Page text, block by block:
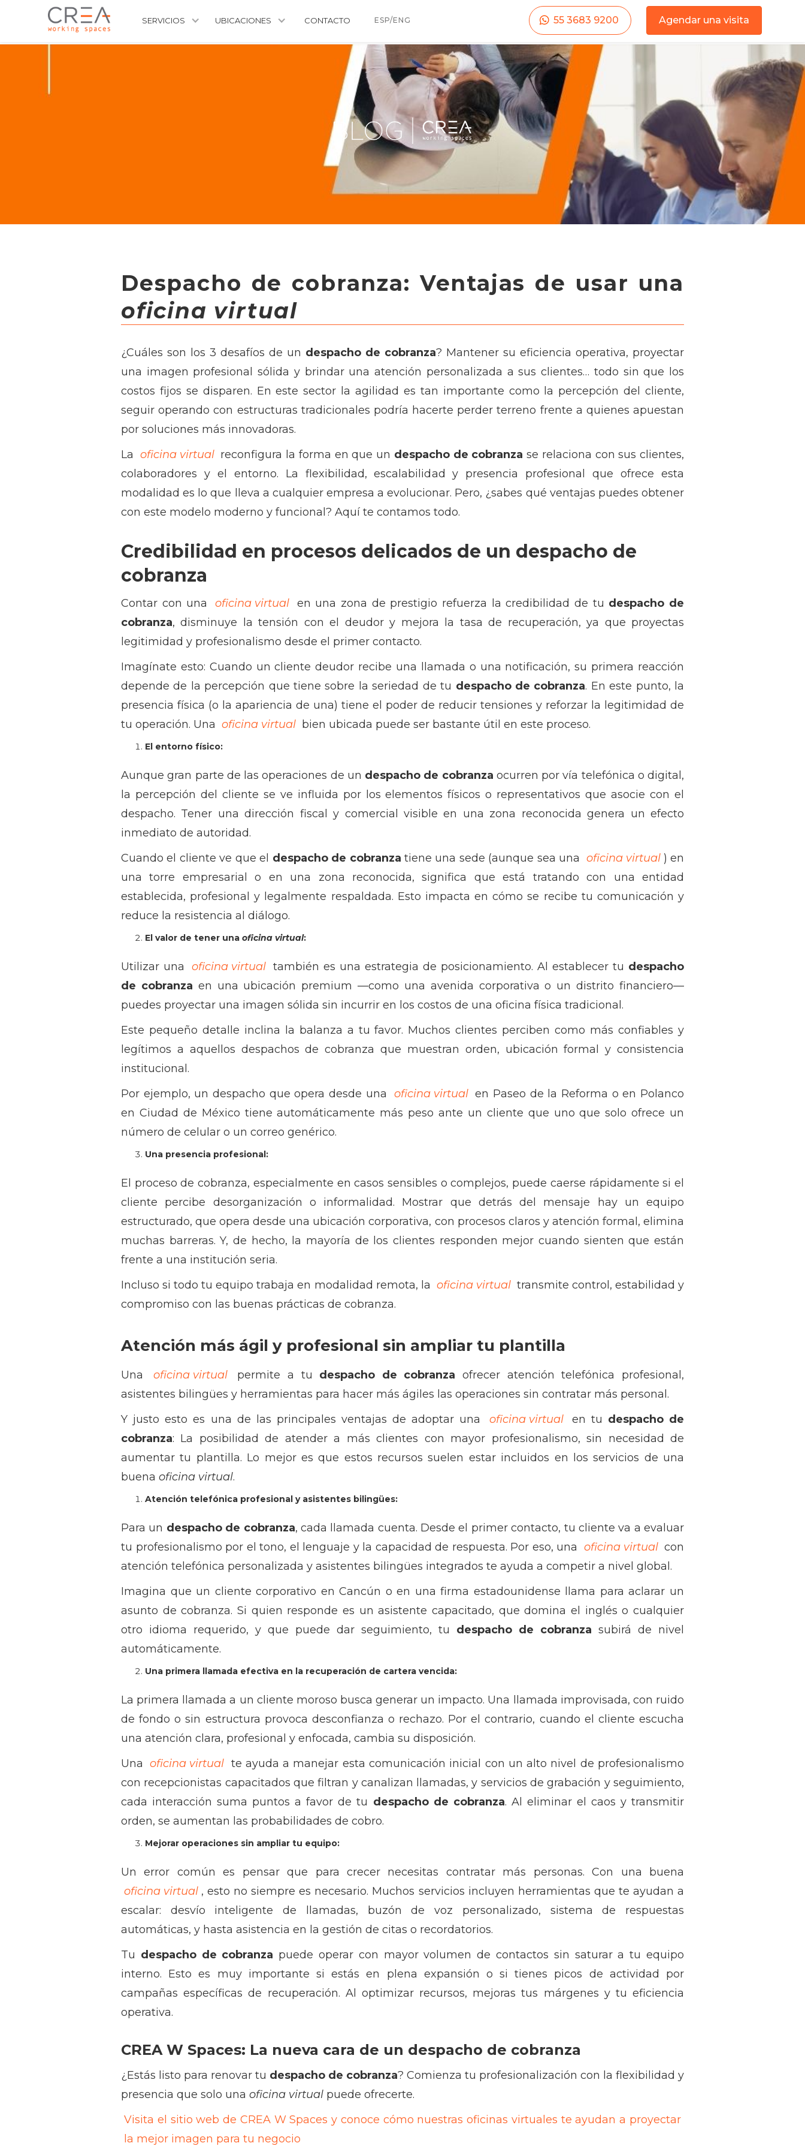
SERVICIOS UBICACIONES CONTACTO ESP/ENG Agendar una visita
55 3683 9200
Despacho de cobranza: Ventajas de usar una
oficina virtual
¿Cuáles son los 3 desafíos de un despacho de cobranza? Mantener su eficiencia operativa, proyectar
una imagen profesional sólida y brindar una atención personalizada a sus clientes… todo sin que los
costos fijos se disparen. En este sector la agilidad es tan importante como la percepción del cliente,
seguir operando con estructuras tradicionales podría hacerte perder terreno frente a quienes apuestan
por soluciones más innovadoras.
La oficina virtual reconfigura la forma en que un despacho de cobranza se relaciona con sus clientes,
colaboradores y el entorno. La flexibilidad, escalabilidad y presencia profesional que ofrece esta
modalidad es lo que lleva a cualquier empresa a evolucionar. Pero, ¿sabes qué ventajas puedes obtener
con este modelo moderno y funcional? Aquí te contamos todo.
Credibilidad en procesos delicados de un despacho de
cobranza
Contar con una oficina virtual en una zona de prestigio refuerza la credibilidad de tu despacho de
cobranza, disminuye la tensión con el deudor y mejora la tasa de recuperación, ya que proyectas
legitimidad y profesionalismo desde el primer contacto.
Imagínate esto: Cuando un cliente deudor recibe una llamada o una notificación, su primera reacción
depende de la percepción que tiene sobre la seriedad de tu despacho de cobranza. En este punto, la
presencia física (o la apariencia de una) tiene el poder de reducir tensiones y reforzar la legitimidad de
tu operación. Una oficina virtual bien ubicada puede ser bastante útil en este proceso.
El entorno físico:
Aunque gran parte de las operaciones de un despacho de cobranza ocurren por vía telefónica o digital,
la percepción del cliente se ve influida por los elementos físicos o representativos que asocie con el
despacho. Tener una dirección fiscal y comercial visible en una zona reconocida genera un efecto
inmediato de autoridad.
Cuando el cliente ve que el despacho de cobranza tiene una sede (aunque sea una oficina virtual ) en
una torre empresarial o en una zona reconocida, significa que está tratando con una entidad
establecida, profesional y legalmente respaldada. Esto impacta en cómo se recibe tu comunicación y
reduce la resistencia al diálogo.
El valor de tener una oficina virtual:
Utilizar una oficina virtual también es una estrategia de posicionamiento. Al establecer tu despacho
de cobranza en una ubicación premium —como una avenida corporativa o un distrito financiero—
puedes proyectar una imagen sólida sin incurrir en los costos de una oficina física tradicional.
Este pequeño detalle inclina la balanza a tu favor. Muchos clientes perciben como más confiables y
legítimos a aquellos despachos de cobranza que muestran orden, ubicación formal y consistencia
institucional.
Por ejemplo, un despacho que opera desde una
oficina virtual en Paseo de la Reforma o en Polanco
en Ciudad de México tiene automáticamente más peso ante un cliente que uno que solo ofrece un
número de celular o un correo genérico.
Una presencia profesional:
El proceso de cobranza, especialmente en casos sensibles o complejos, puede caerse rápidamente si el
cliente percibe desorganización o informalidad. Mostrar que detrás del mensaje hay un equipo
estructurado, que opera desde una ubicación corporativa, con procesos claros y atención formal, elimina
muchas barreras. Y, de hecho, la mayoría de los clientes responden mejor cuando sienten que están
frente a una institución seria.
Incluso si todo tu equipo trabaja en modalidad remota, la oficina virtual transmite control, estabilidad y
compromiso con las buenas prácticas de cobranza.
Atención más ágil y profesional sin ampliar tu plantilla
Una oficina virtual permite a tu despacho de cobranza ofrecer atención telefónica profesional,
asistentes bilingües y herramientas para hacer más ágiles las operaciones sin contratar más personal.
Y justo esto es una de las principales ventajas de adoptar una
oficina virtual en tu despacho de
cobranza: La posibilidad de atender a más clientes con mayor profesionalismo, sin necesidad de
aumentar tu plantilla. Lo mejor es que estos recursos suelen estar incluidos en los servicios de una
buena oficina virtual.
Atención telefónica profesional y asistentes bilingües:
Para un despacho de cobranza, cada llamada cuenta. Desde el primer contacto, tu cliente va a evaluar
tu profesionalismo por el tono, el lenguaje y la capacidad de respuesta. Por eso, una oficina virtual con
atención telefónica personalizada y asistentes bilingües integrados te ayuda a competir a nivel global.
Imagina que un cliente corporativo en Cancún o en una firma estadounidense llama para aclarar un
asunto de cobranza. Si quien responde es un asistente capacitado, que domina el inglés o cualquier
otro idioma requerido, y que puede dar seguimiento, tu despacho de cobranza subirá de nivel
automáticamente.
Una primera llamada efectiva en la recuperación de cartera vencida:
La primera llamada a un cliente moroso busca generar un impacto. Una llamada improvisada, con ruido
de fondo o sin estructura provoca desconfianza o rechazo. Por el contrario, cuando el cliente escucha
una atención clara, profesional y enfocada, cambia su disposición.
Una
oficina virtual te ayuda a manejar esta comunicación inicial con un alto nivel de profesionalismo
con recepcionistas capacitados que filtran y canalizan llamadas, y servicios de grabación y seguimiento,
cada interacción suma puntos a favor de tu despacho de cobranza. Al eliminar el caos y transmitir
orden, se aumentan las probabilidades de cobro.
Mejorar operaciones sin ampliar tu equipo:
Un error común es pensar que para crecer necesitas contratar más personas. Con una buena
oficina virtual , esto no siempre es necesario. Muchos servicios incluyen herramientas que te ayudan a
escalar: desvío inteligente de llamadas, buzón de voz personalizado, sistema de respuestas
automáticas, y hasta asistencia en la gestión de citas o recordatorios.
Tu despacho de cobranza puede operar con mayor volumen de contactos sin saturar a tu equipo
interno. Esto es muy importante si estás en plena expansión o si tienes picos de actividad por
campañas específicas de recuperación. Al optimizar recursos, mejoras tus márgenes y tu eficiencia
operativa.
CREA W Spaces: La nueva cara de un despacho de cobranza
¿Estás listo para renovar tu despacho de cobranza? Comienza tu profesionalización con la flexibilidad y
presencia que solo una oficina virtual puede ofrecerte.
Visita el sitio web de CREA W Spaces y conoce cómo nuestras oficinas virtuales te ayudan a proyectar
la mejor imagen para tu negocio